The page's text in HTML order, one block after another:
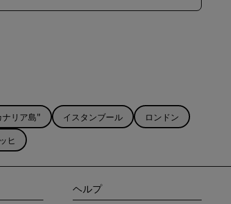
ナリア島" イスタンブール
ロンドン
ヒ
ヘルプ